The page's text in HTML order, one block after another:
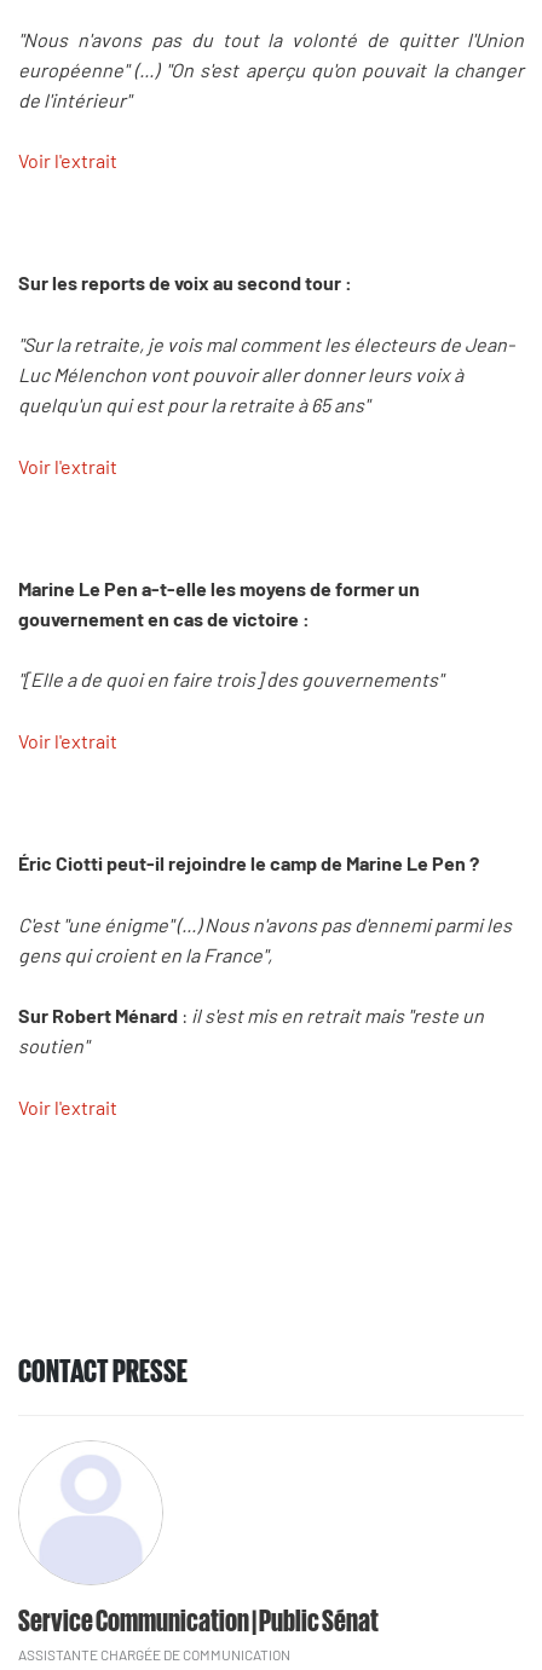
"Nous n'avons pas du tout la volonté de quitter l'Union
européenne" (...) "On s'est aperçu qu'on pouvait la changer
de l'intérieur"
Voir l'extrait
Sur les reports de voix au second tour :
"Sur la retraite, je vois mal comment les électeurs de Jean-
Luc Mélenchon vont pouvoir aller donner leurs voix à
quelqu'un qui est pour la retraite à 65 ans"
Voir l'extrait
Marine Le Pen a-t-elle les moyens de former un
gouvernement en cas de victoire :
"[Elle a de quoi en faire trois] des gouvernements"
Voir l'extrait
Éric Ciotti peut-il rejoindre le camp de Marine Le Pen ?
C'est "une énigme" (...) Nous n'avons pas d'ennemi parmi les
gens qui croient en la France",
Sur Robert Ménard : il s'est mis en retrait mais "reste un
soutien"
Voir l'extrait
CONTACT PRESSE
Service Communication | Public Sénat
ASSISTANTE CHARGÉE DE COMMUNICATION